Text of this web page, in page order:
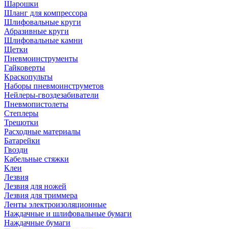
Шарошки
Шланг для компрессора
Шлифовальные круги
Абразивные круги
Шлифовальные камни
Щетки
Пневмоинструменты
Гайковерты
Краскопульты
Наборы пневмоинструметов
Нейлеры-гвоздезабиватели
Пневмопистолеты
Степлеры
Трещотки
Расходные материалы
Батарейки
Гвозди
Кабельные стяжки
Клеи
Лезвия
Лезвия для ножей
Лезвия для триммера
Ленты электроизоляционные
Наждачные и шлифовальные бумаги
Наждачные бумаги